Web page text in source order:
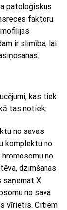
patoloģiskus
faktoru.
ir slimība, lai
kas tiek
tas notiek:
no savas
komplektu no
no
dzimšanas
saņemat X
no sava
vīrietis. Citiem